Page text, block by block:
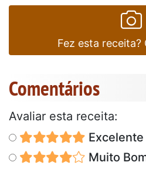
Fez esta
Comentários
Avaliar esta receita:
Excelente
Muito